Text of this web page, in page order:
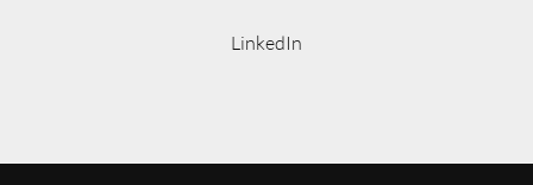
LinkedIn